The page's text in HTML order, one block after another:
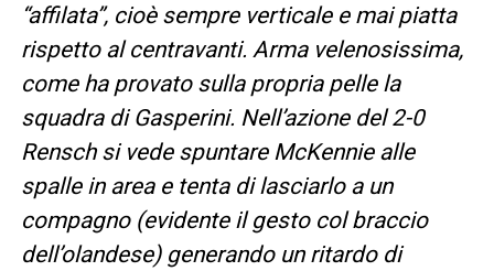
“affilata”, cioè sempre verticale e mai piatta
rispetto al centravanti. Arma velenosissima,
come ha provato sulla propria pelle la
squadra di Gasperini. Nell’azione del 2-0
Rensch si vede spuntare McKennie alle
spalle in area e tenta di lasciarlo a un
compagno (evidente il gesto col braccio
dell’olandese) generando un ritardo di